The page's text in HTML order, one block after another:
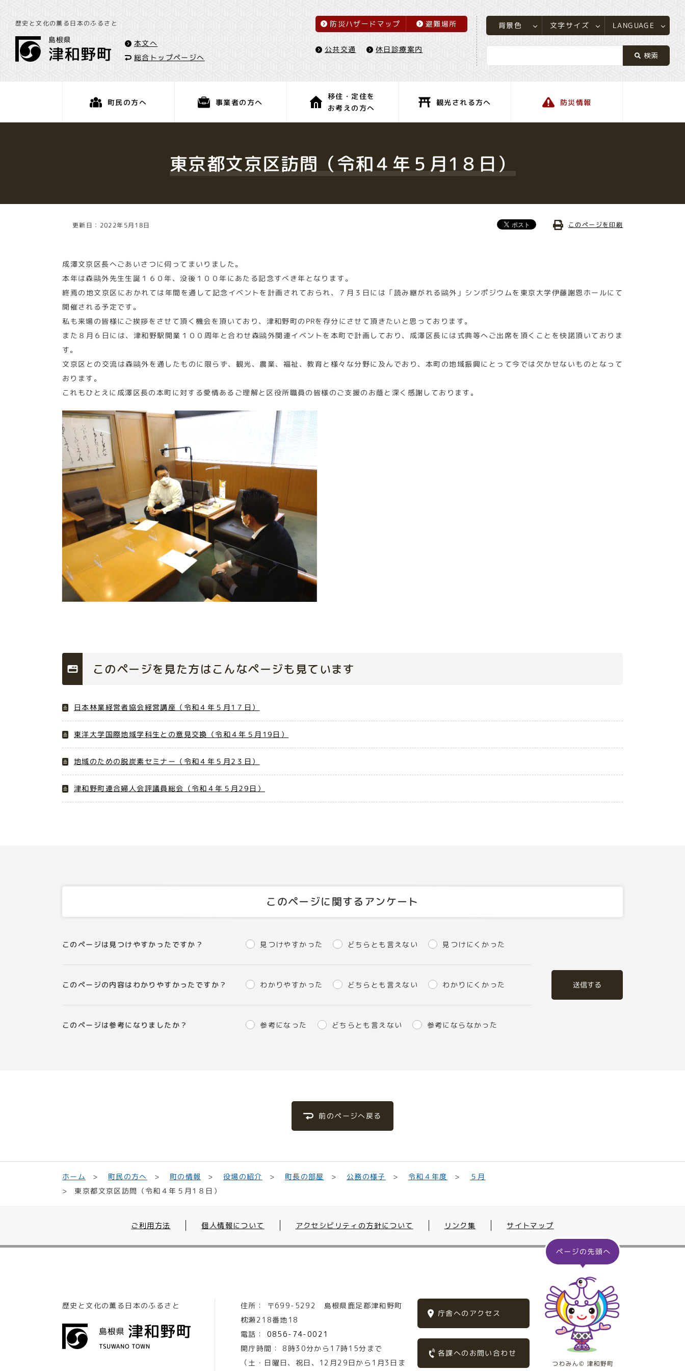
歴史と文化の薫る日本のふるさと
本文へ
総合トップページへ
防災ハザードマップ 避難場所
公共交通 休日診療案内
背景色 文字サイズ LANGUAGE
町民の方へ 事業者の方へ
移住・定住を
お考えの方へ
観光される方へ 防災情報
東京都文京区訪問（令和４年５月1８日）
更新日：2022年5月18日 このページを印刷
成澤文京区長へごあいさつに伺ってまいりました。
本年は森鷗外先生生誕１６０年、没後１００年にあたる記念すべき年となります。
終焉の地文京区におかれては年間を通して記念イベントを計画されておられ、７月３日には「読み継がれる鷗外」シンポジウムを東京大学伊藤謝恩ホールにて
開催される予定です。
私も来場の皆様にご挨拶をさせて頂く機会を頂いており、津和野町のPRを存分にさせて頂きたいと思っております。
また８月６日には、津和野駅開業１００周年と合わせ森鷗外関連イベントを本町で計画しており、成澤区長には式典等へご出席を頂くことを快諾頂いておりま
す。
文京区との交流は森鷗外を通したものに限らず、観光、農業、福祉、教育と様々な分野に及んでおり、本町の地域振興にとって今では欠かせないものとなって
おります。
これもひとえに成澤区長の本町に対する愛情あるご理解と区役所職員の皆様のご支援のお蔭と深く感謝しております。
このページを見た方はこんなページも見ています
日本林業経営者協会経営講座（令和４年５月1７日）
東洋大学国際地域学科生との意見交換（令和４年５月19日）
地域のための脱炭素セミナー（令和４年５月2３日）
津和野町連合婦人会評議員総会（令和４年５月29日）
このページに関するアンケート
このページは見つけやすかったですか？ 見つけやすかった どちらとも言えない 見つけにくかった
このページの内容はわかりやすかったですか？ わかりやすかった どちらとも言えない わかりにくかった
このページは参考になりましたか？ 参考になった どちらとも言えない 参考にならなかった
送信する
前のページへ戻る
ホーム 町民の方へ 町の情報 役場の紹介 町長の部屋 公務の様子 令和４年度 ５月
東京都文京区訪問（令和４年５月1８日）
ご利用方法 個人情報について アクセシビリティの方針について リンク集 サイトマップ
歴史と文化の薫る日本のふるさと 住所： 〒699-5292 島根県鹿足郡津和野町
枕瀬218番地18
電話：
0856-74-0021
開庁時間：
8時30分から17時15分まで
（土・日曜日、祝日、12月29日から1月3日ま
庁舎へのアクセス
各課へのお問い合わせ